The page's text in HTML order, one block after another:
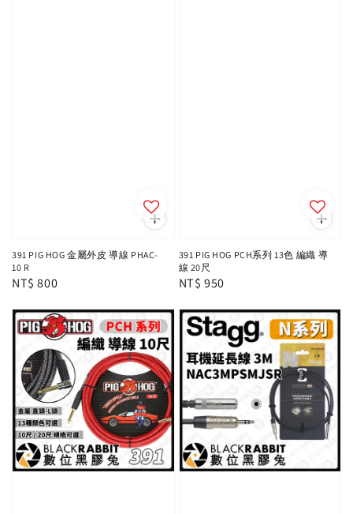
391 PIG HOG 金屬外皮 導線 PHAC-
10 R
Regular
NT$ 800
391 PIG HOG PCH系列 13色 編織 導
線 20尺
Regular
NT$ 950